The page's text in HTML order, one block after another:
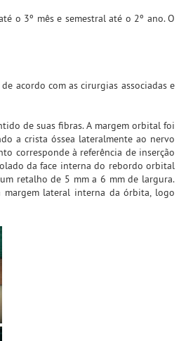
o 3º mês e semestral até o 2º ano. O
acordo com as cirurgias associadas e
de suas fibras. A margem orbital foi
a crista óssea lateralmente ao nervo
corresponde à referência de inserção
da face interna do rebordo orbital
retalho de 5 mm a 6 mm de largura.
margem lateral interna da órbita, logo